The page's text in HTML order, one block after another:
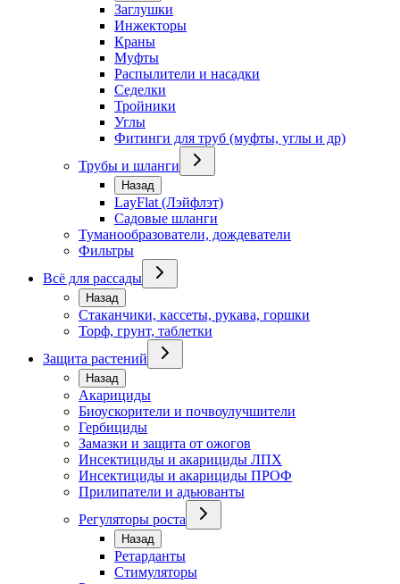
Заглушки
Инжекторы
Краны
Муфты
Распылители и насадки
Седелки
Тройники
Углы
Фитинги для труб (муфты, углы и др)
Трубы и шланги
Назад
LayFlat (Лэйфлэт)
Садовые шланги
Туманообразователи, дождеватели
Фильтры
Всё для рассады
Назад
Стаканчики, кассеты, рукава, горшки
Торф, грунт, таблетки
Защита растений
Назад
Акарициды
Биоускорители и почвоулучшители
Гербициды
Замазки и защита от ожогов
Инсектициды и акарициды ЛПХ
Инсектициды и акарициды ПРОФ
Прилипатели и адьюванты
Регуляторы роста
Назад
Ретарданты
Стимуляторы